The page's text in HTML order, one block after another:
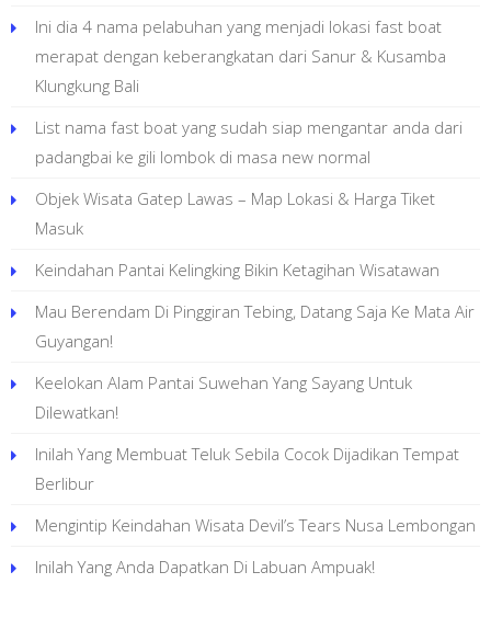
Ini dia 4 nama pelabuhan yang menjadi lokasi fast boat
merapat dengan keberangkatan dari Sanur & Kusamba
Klungkung Bali
List nama fast boat yang sudah siap mengantar anda dari
padangbai ke gili lombok di masa new normal
Objek Wisata Gatep Lawas – Map Lokasi & Harga Tiket
Masuk
Keindahan Pantai Kelingking Bikin Ketagihan Wisatawan
Mau Berendam Di Pinggiran Tebing, Datang Saja Ke Mata Air
Guyangan!
Keelokan Alam Pantai Suwehan Yang Sayang Untuk
Dilewatkan!
Inilah Yang Membuat Teluk Sebila Cocok Dijadikan Tempat
Berlibur
Mengintip Keindahan Wisata Devil’s Tears Nusa Lembongan
Inilah Yang Anda Dapatkan Di Labuan Ampuak!